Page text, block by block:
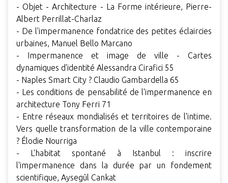
- Objet - Architecture - La Forme intérieure, Pierre-
Albert Perrillat-Charlaz
- De l'impermanence fondatrice des petites éclaircies
urbaines, Manuel Bello Marcano
- Impermanence et image de ville - Cartes
dynamiques d'identité Alessandra Cirafici 55
- Naples Smart City ? Claudio Gambardella 65
- Les conditions de pensabilité de l'impermanence en
architecture Tony Ferri 71
- Entre réseaux mondialisés et territoires de l'intime.
Vers quelle transformation de la ville contemporaine
? Élodie Nourriga
- L'habitat spontané à Istanbul : inscrire
l'impermanence dans la durée par un fondement
scientifique, Aysegûl Cankat